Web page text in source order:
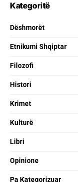
Kategoritë
Dëshmorët
Etnikumi Shqiptar
Filozofi
Histori
Krimet
Kulturë
Libri
Opinione
Pa Kategorizuar